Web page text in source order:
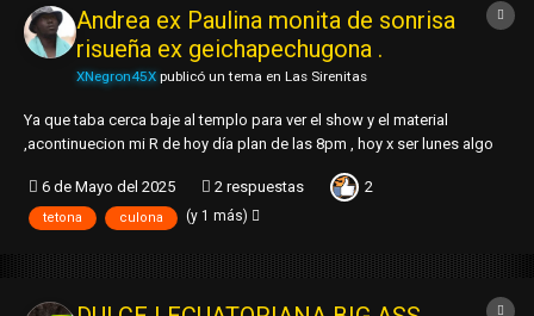
Andrea ex Paulina monita de sonrisa
risueña ex geichapechugona .
XNegron45Xpublicó un tema en Las Sirenitas
Ya que taba cerca baje al templo para ver el show y el material
,acontinuecion mi R de hoy día plan de las 8pm , hoy x ser lunes algo
Rostro:carabina pequeña chica semi ovalado ojos medio chinos
jaladitos con lentes color marrón , nariz...
6 de Mayo del 2025 2 respuestas 2
tetona culona (y 1 más)